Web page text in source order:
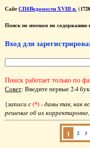
СайтСПбВедомости XVIII в.
Поиск по именам по содержанию
Вход для
Поиск работает только по
Совет: Введите первые 2-4
{записи с(*)- даны так, как
решение об их
1 2 3